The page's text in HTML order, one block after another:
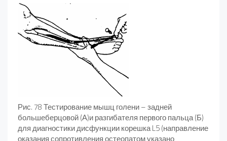
Рис. 78 Тестирование мышц голени – задней
большеберцовой (А)и разгибателя первого пальца (Б)
для диагностики дисфункции корешка L5 (направление
оказания сопротивления остеопатом указано